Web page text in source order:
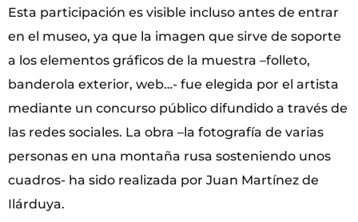
Esta participación es visible incluso antes de entrar
en el museo, ya que la imagen que sirve de soporte
a los elementos gráficos de la muestra –folleto,
banderola exterior, web…- fue elegida por el artista
mediante un concurso público difundido a través de
las redes sociales. La obra –la fotografía de varias
personas en una montaña rusa sosteniendo unos
cuadros- ha sido realizada por Juan Martínez de
Ilárduya.